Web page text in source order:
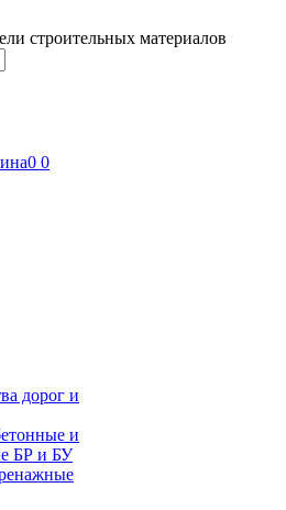
строительных материалов
0 0
дорог и
и
БР и БУ